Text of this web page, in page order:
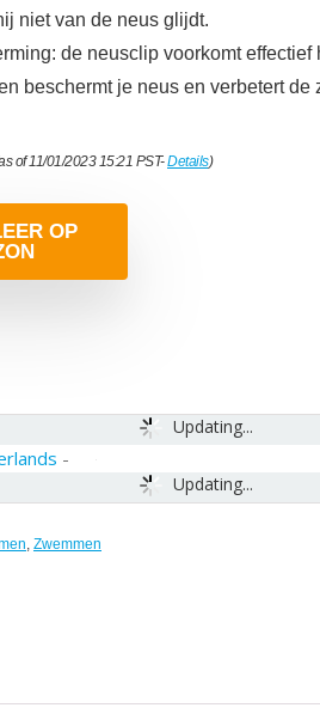
niet van de neus glijdt.
de neusclip voorkomt
beschermt je neus en verbetert de
of 11/01/2023 15:21 PST-Details)
OP
Updating...
Updating...
-
, Zwemmen